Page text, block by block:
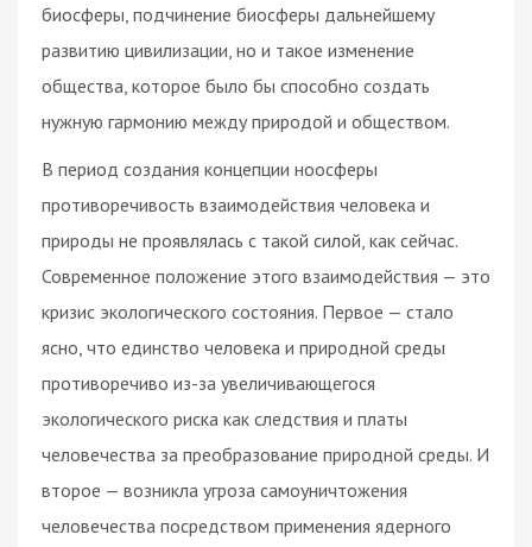
биосферы, подчинение биосферы дальнейшему
развитию цивилизации, но и такое изменение
общества, которое было бы способно создать
нужную гармонию между природой и обществом.
В период создания концепции ноосферы
противоречивость взаимодействия человека и
природы не проявлялась с такой силой, как сейчас.
Современное положение этого взаимодействия — это
кризис экологического состояния. Первое — стало
ясно, что единство человека и природной среды
противоречиво из-за увеличивающегося
экологического риска как следствия и платы
человечества за преобразование природной среды. И
второе — возникла угроза самоуничтожения
человечества посредством применения ядерного